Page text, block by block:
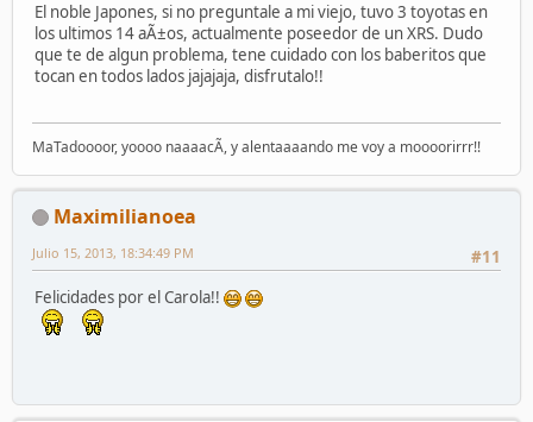
El noble Japones, si no preguntale a mi viejo, tuvo 3 toyotas en
los ultimos 14 aÃ±os, actualmente poseedor de un XRS. Dudo
que te de algun problema, tene cuidado con los baberitos que
tocan en todos lados jajajaja, disfrutalo!!
MaTadoooor, yoooo naaaacÃ­, y alentaaaando me voy a moooorirrr!!
Maximilianoea
#11
Julio 15, 2013, 18:34:49 PM
Felicidades por el Carola!!